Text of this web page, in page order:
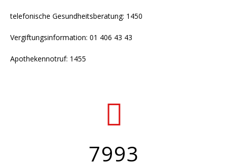
telefonische Gesundheitsberatung: 1450
Vergiftungsinformation: 01 406 43 43
Apothekennotruf: 1455
7993